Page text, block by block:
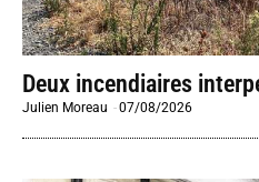
Deux incendiaires
Julien Moreau -07/08/2026